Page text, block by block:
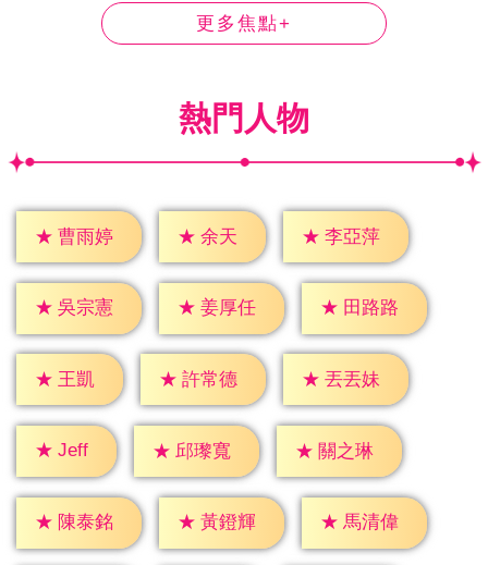
更多焦點+
熱門人物
★ 曹雨婷 ★ 余天 ★ 李亞萍
★ 吳宗憲 ★ 姜厚任 ★ 田路路
★ 王凱 ★ 許常德 ★ 丟丟妹
★ Jeff ★ 邱瓈寬 ★ 關之琳
★ 陳泰銘 ★ 黃鐙輝 ★ 馬清偉